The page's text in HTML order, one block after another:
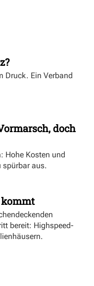
Druck. Ein Verband
doch
Hohe Kosten und
spürbar aus.
kommt
bereit: Highspeed-